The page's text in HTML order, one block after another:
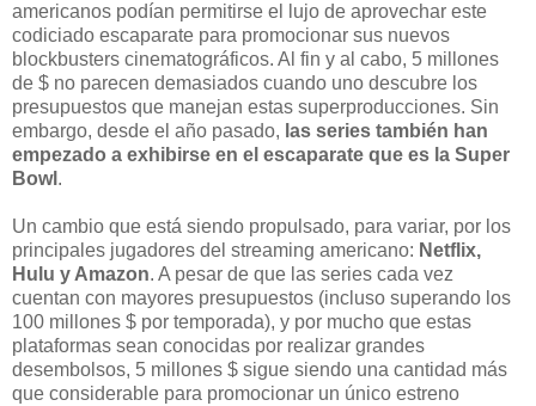
americanos podían permitirse el lujo de aprovechar este
codiciado escaparate para promocionar sus nuevos
blockbusters cinematográficos. Al fin y al cabo, 5 millones
de $ no parecen demasiados cuando uno descubre los
presupuestos que manejan estas superproducciones. Sin
embargo, desde el año pasado, las series también han
empezado a exhibirse en el escaparate que es la Super
Bowl .
Un cambio que está siendo propulsado, para variar, por los
principales jugadores del streaming americano: Netflix,
Hulu y Amazon. A pesar de que las series cada vez
cuentan con mayores presupuestos (incluso superando los
100 millones $ por temporada), y por mucho que estas
plataformas sean conocidas por realizar grandes
desembolsos, 5 millones $ sigue siendo una cantidad más
que considerable para promocionar un único estreno